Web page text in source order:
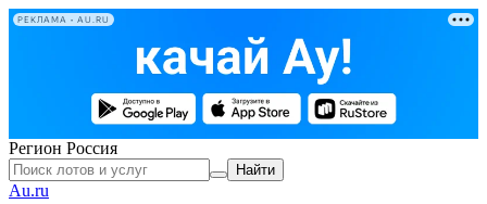
РЕКЛАМА • AU.RU
Регион Россия
Найти
Au.ru